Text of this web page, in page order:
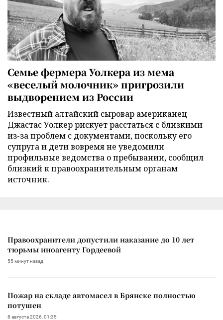
Семье фермера Уолкера из мема
«веселый молочник» пригрозили
выдворением из России
Известный алтайский сыровар американец
Джастас Уолкер рискует расстаться с близкими
из-за проблем с документами, поскольку его
супруга и дети вовремя не уведомили
профильные ведомства о пребывании, сообщил
близкий к правоохранительным органам
источник.
Правоохранители допустили наказание до 10 лет
тюрьмы иноагенту Гордеевой
55 минут назад
Пожар на складе автомасел в Брянске полностью
потушен
8 августа 2026, 01:35